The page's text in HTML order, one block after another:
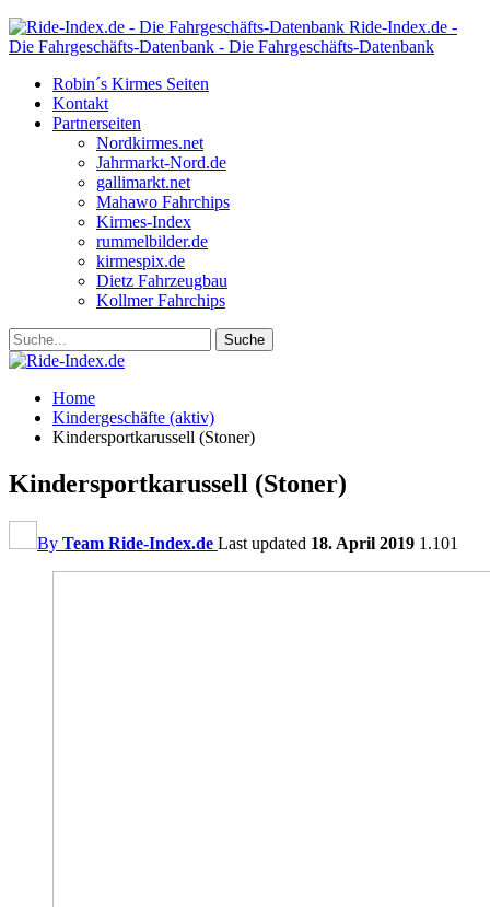
Ride-Index.de -
Die Fahrgeschäfts-Datenbank - Die Fahrgeschäfts-Datenbank
Robin´s Kirmes Seiten
Kontakt
Partnerseiten
Nordkirmes.net
Jahrmarkt-Nord.de
gallimarkt.net
Mahawo Fahrchips
Kirmes-Index
rummelbilder.de
kirmespix.de
Dietz Fahrzeugbau
Kollmer Fahrchips
Home
Kindergeschäfte (aktiv)
Kindersportkarussell (Stoner)
Kindersportkarussell (Stoner)
By Team Ride-Index.de Last updated 18. April 2019 1.101